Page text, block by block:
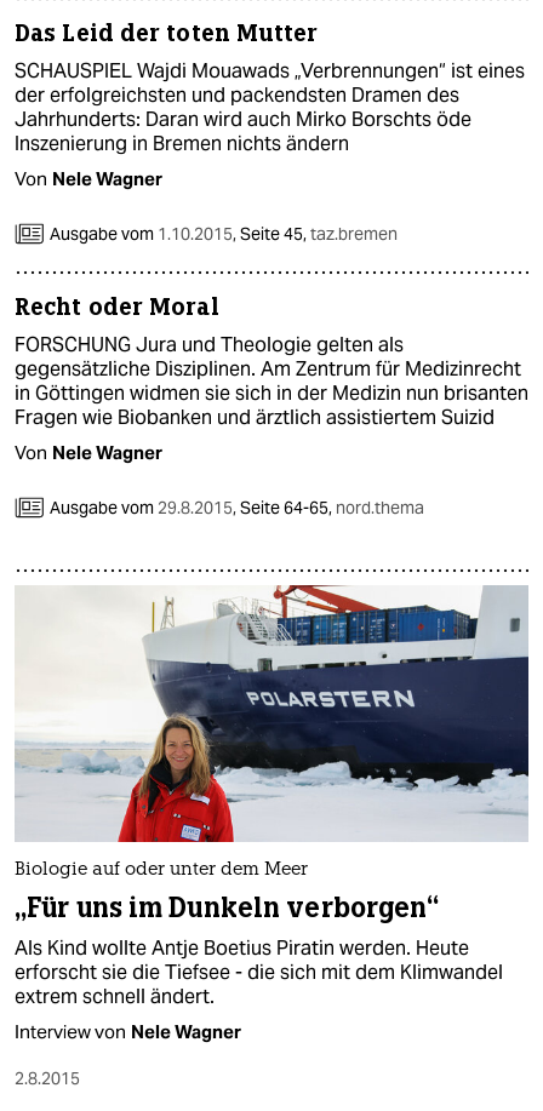
Das Leid der toten Mutter
SCHAUSPIEL Wajdi Mouawads „Verbrennungen“ ist eines
der erfolgreichsten und packendsten Dramen des
Jahrhunderts: Daran wird auch Mirko Borschts öde
Inszenierung in Bremen nichts ändern
Von Nele Wagner
Ausgabe vom 1.10.2015,Seite 45,taz.bremen
Recht oder Moral
FORSCHUNG Jura und Theologie gelten als
gegensätzliche Disziplinen. Am Zentrum für Medizinrecht
in Göttingen widmen sie sich in der Medizin nun brisanten
Fragen wie Biobanken und ärztlich assistiertem Suizid
Von Nele Wagner
Ausgabe vom 29.8.2015,Seite 64-65, nord.thema
Biologie auf oder unter dem Meer
„Für uns im Dunkeln verborgen“
Als Kind wollte Antje Boetius Piratin werden. Heute
erforscht sie die Tiefsee - die sich mit dem Klimwandel
extrem schnell ändert.
Interview von Nele Wagner
2.8.2015